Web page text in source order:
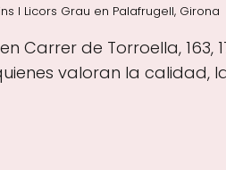
I Licors Grau en Palafrugell, Girona
Carrer de Torroella, 163,
valoran la calidad,